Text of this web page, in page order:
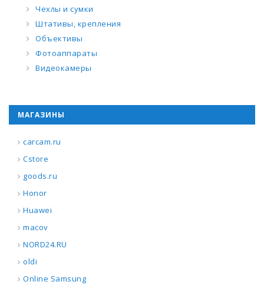
Чехлы и сумки
Штативы, крепления
Объективы
Фотоаппараты
Видеокамеры
МАГАЗИНЫ
carcam.ru
Cstore
goods.ru
Honor
Huawei
macov
NORD24.RU
oldi
Online Samsung